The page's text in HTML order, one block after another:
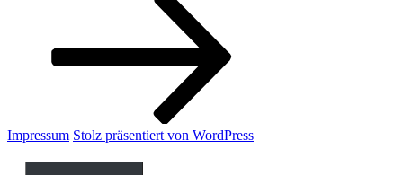
Impressum Stolz präsentiert von WordPress